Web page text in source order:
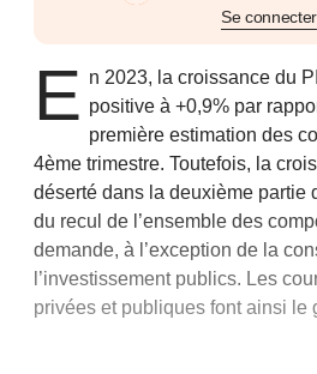
Se connecter
E n 2023, la croissance du
positive à +0,9% par
première estimation des
4ème trimestre. Toutefois, la
déserté dans la deuxième partie
du recul de l’ensemble des
demande, à l’exception de la
l’investissement publics. Les
privées et publiques font ainsi le